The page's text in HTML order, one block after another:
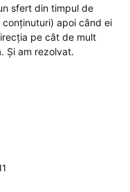
sfert din timpul de
apoi când ei
pe cât de mult
Și am rezolvat.